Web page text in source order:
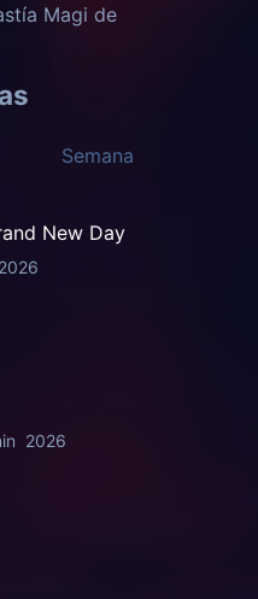
Magi de
Semana
New Day
2026
2026